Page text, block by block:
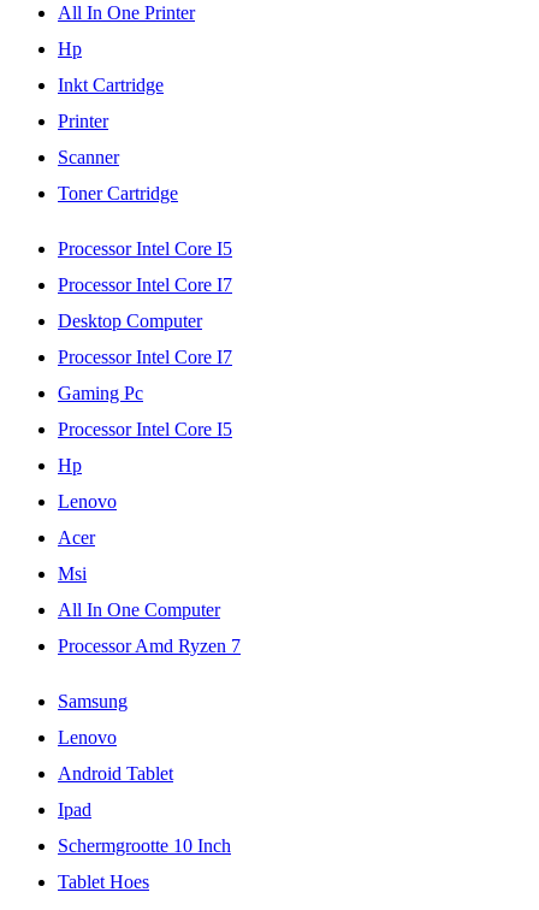
All In One Printer
Hp
Inkt Cartridge
Printer
Scanner
Toner Cartridge
Processor Intel Core I5
Processor Intel Core I7
Desktop Computer
Processor Intel Core I7
Gaming Pc
Processor Intel Core I5
Hp
Lenovo
Acer
Msi
All In One Computer
Processor Amd Ryzen 7
Samsung
Lenovo
Android Tablet
Ipad
Schermgrootte 10 Inch
Tablet Hoes